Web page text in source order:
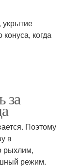
укрытие
когда
за
Поэтому
в
рыхлим,
режим.